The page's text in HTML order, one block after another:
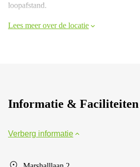
loopafstand.
Lees meer over de locatie
Informatie & Faciliteiten
Verberg informatie